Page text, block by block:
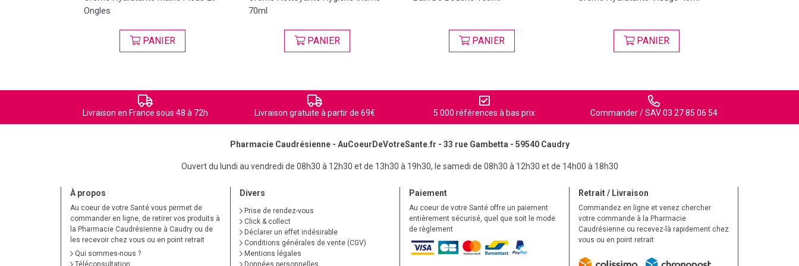
Ongles
PANIER
70ml
PANIER PANIER PANIER
Livraison en France sous 48 à 72h Livraison gratuite à partir de 69€ 5 000 références à bas prix Commander / SAV 03 27 85 06 54
Pharmacie Caudrésienne - AuCoeurDeVotreSante.fr - 33 rue Gambetta - 59540 Caudry
Ouvert du lundi au vendredi de 08h30 à 12h30 et de 13h30 à 19h30, le samedi de 08h30 à 12h30 et de 14h00 à 18h30
À propos
Au coeur de votre Santé vous permet de
commander en ligne, de retirer vos produits à
la Pharmacie Caudrésienne à Caudry ou de
les recevoir chez vous ou en point retrait
Qui sommes-nous ?
Téléconsultation
Divers
Prise de rendez-vous
Click & collect
Déclarer un effet indésirable
Conditions générales de vente (CGV)
Mentions légales
Données personnelles
Paiement
Au coeur de votre Santé offre un paiement
entièrement sécurisé, quel que soit le mode
de règlement
Retrait / Livraison
Commandez en ligne et venez chercher
votre commande à la Pharmacie
Caudrésienne ou recevez-là rapidement chez
vous ou en point retrait